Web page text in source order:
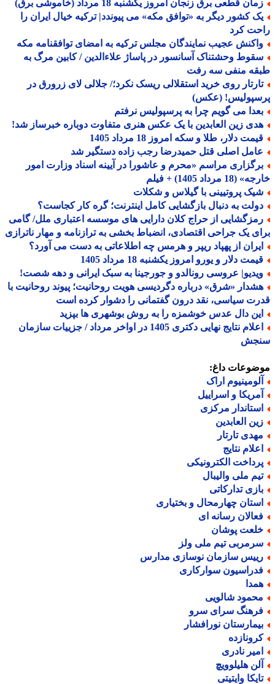
قطعی برق زنجان امروز یکشنبه 18 مرداد (خاموشی برق)
کشور دیگر به «توافق مکه» می پیوندد| ترکیه خیال ایران را
کرد
عجیب نمایندگان مجلس ترکیه به امضای توافقنامه مکه
وحشتناک آسانسور در پاساژ علاءالدین / کابین مرگ به
منفی سه رفت
روی خرید استقلالی ریسک نکرد؛/ جلالی لای زرورق در
(عکس)
می گویم چرا به پرسپولیس نرفتم
زین العابدین با یک عکس هنری متفاوت دوباره خبرساز شد!
دلار، طلا و سکه امروز 18 مرداد 1405
اصلی قتل حمیدرضا رجب زاده دستگیر شد
مراسم «محرم و عاشورا در آیینه اسناد وزارت امور
مرداد 1405) + فیلم
پروتیینی با گیلاس و شکلات
به دنبال بازگشایی کامل اینترنت؛ گره کار کجاست؟
از حراج کلان دارایی های موسسه اعتباری ملل/ گامی
یک جراحی اقتصادی، انضباط بخشی به ترازنامه و مهار ناترازی
از پهپاد ریپر و هرمس چه اطلاعاتی به دست می آورد؟
دلار و یورو امروز یکشنبه 18 مرداد 1405
عروسی رونالدو و جورجینا به سبک ایرانی و دهه شصت!
«شرق» درباره دگردیسی هویت روحانیت؛ پیوند روحانیت با
سیاسی، نقد درون گفتمانی را دشوار کرده است
دال عدس خوشمزه را به روش بوشهری ها بپزید
اعلام نتایج نهایی دکتری 1405 در اواخر مرداد / جزییات سازمان
داغ:
اراک
و اسراییل
مرکزی
العابدین
تارتار
نتایج
الکترونیکی
ملی والیبال
تدارکاتی
چهارمحال و بختیاری
رسانه ای
پوشان
تیم ملی ولز
سازمان نوسازی مدارس
سوارکاری
شالویی
سرای سرو
نورافشار
نادری
هلیلوویچ
وایتیتی